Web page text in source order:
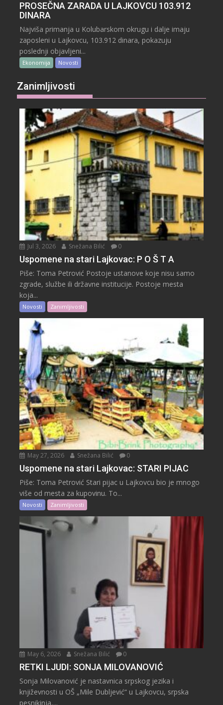
PROSEČNA ZARADA U LAJKOVCU 103.912
DINARA
Najviša primanja u Kolubarskom okrugu i dalje imaju
zaposleni u Lajkovcu, 103.912 dinara, pokazuju
poslednji objavljeni...
Ekonomija Novosti
Zanimljivosti
Jul 3, 2026 Snežana Bilić 0
Uspomene na stari Lajkovac: P O Š T A
Piše: Toma Petrović Postoje ustanove koje nisu samo
zgrade, službe ili državne institucije. Postoje mesta
koja...
Novosti Zanimljivosti
May 27, 2026 Snežana Bilić 0
Uspomene na stari Lajkovac: STARI PIJAC
Piše: Toma Petrović Stari pijac u Lajkovcu bio je mnogo
više od mesta za kupovinu. To...
Novosti Zanimljivosti
May 6, 2026 Snežana Bilić 0
RETKI LJUDI: SONJA MILOVANOVIĆ
Sonja Milovanović je nastavnica srpskog jezika i
književnosti u OŠ „Mile Dubljević“ u Lajkovcu, srpska
pesnikinja,...